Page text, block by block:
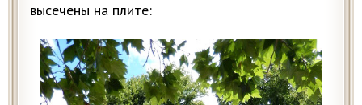
высечены на плите: